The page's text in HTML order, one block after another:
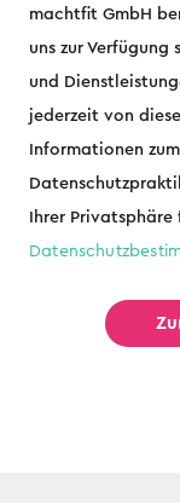
machtfit GmbH
uns zur Verfügung
und
jederzeit von
Informationen
Ihrer Privatsphäre